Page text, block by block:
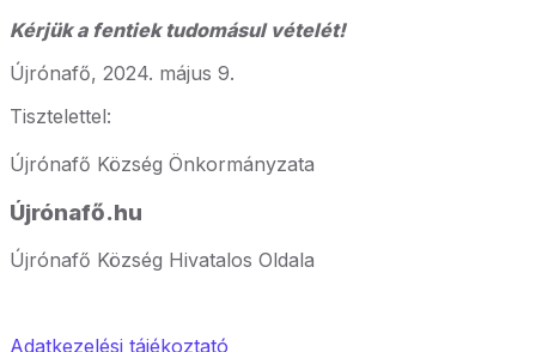
Kérjük a fentiek tudomásul vételét!
Újrónafő, 2024. május 9.
Tisztelettel:
Újrónafő Község Önkormányzata
Újrónafő.hu
Újrónafő Község Hivatalos Oldala
Adatkezelési tájékoztató